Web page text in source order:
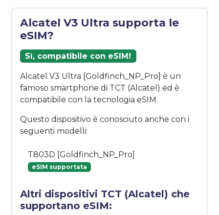
Alcatel V3 Ultra supporta le
eSIM?
Sì, compatibile con eSIM!
Alcatel V3 Ultra [Goldfinch_NP_Pro] è un
famoso smartphone di TCT (Alcatel) ed è
compatibile con la tecnologia eSIM.
Questo dispositivo è conosciuto anche con i
seguenti modelli:
T803D [Goldfinch_NP_Pro]
eSIM supportata
Altri dispositivi TCT (Alcatel) che
supportano eSIM: